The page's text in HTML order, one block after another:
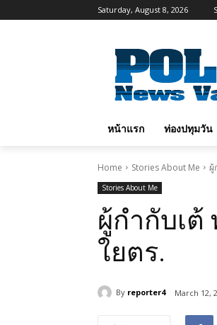
Saturday, August 8, 2026
หน้าแรก ท่องปทุมวัน
Home Stories About Me ผู้
Stories About Me
ผู้กำกับเต้
ใยตร.
By reporter4 March 12,